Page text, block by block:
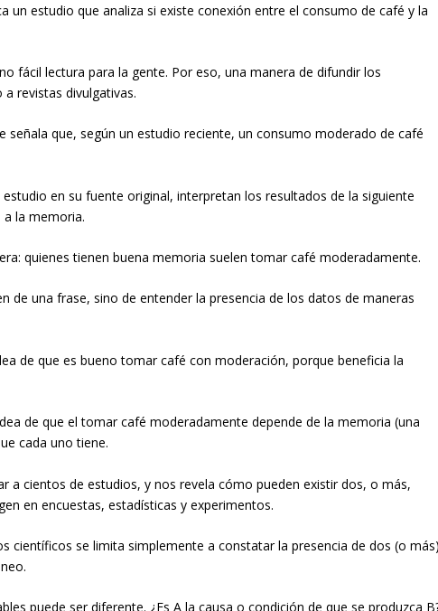
un estudio que analiza si existe conexión entre el consumo de café y la
fácil lectura para la gente. Por eso, una manera de difundir los
revistas divulgativas.
señala que, según un estudio reciente, un consumo moderado de café
en su fuente original, interpretan los resultados de la siguiente
la memoria.
quienes tienen buena memoria suelen tomar café moderadamente.
de una frase, sino de entender la presencia de los datos de maneras
de que es bueno tomar café con moderación, porque beneficia la
de que el tomar café moderadamente depende de la memoria (una
cada uno tiene.
a cientos de estudios, y nos revela cómo pueden existir dos, o más,
en encuestas, estadísticas y experimentos.
científicos se limita simplemente a constatar la presencia de dos (o
puede ser diferente. ¿Es A la causa o condición de que se produzca